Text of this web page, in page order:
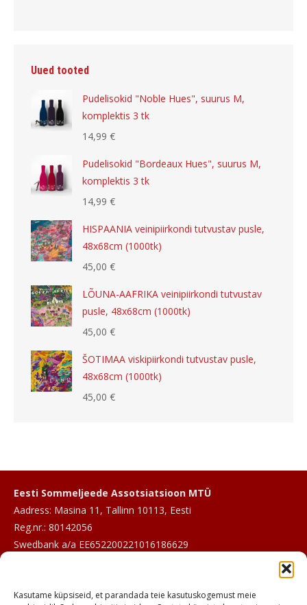
Kasutame küpsiseid, et parandada teie kasutuskogemust meie
Uued tooted
Pudelisokid "Noble Hues", suurus M,
komplektis 3 tk
14,99 €
Pudelisokid "Bordeaux Hues", suurus M,
komplektis 3 tk
14,99 €
HISPAANIA veinipiirkondi tutvustav pusle,
48x68cm (1000tk)
45,00 €
LÕUNA-AAFRIKA veinipiirkondi tutvustav
pusle, 48x68cm (1000tk)
45,00 €
ŠOTIMAA viskipiirkondi tutvustav pusle,
48x68cm (1000tk)
45,00 €
Eesti Sommeljeede Assotsiatsioon MTÜ
Aadress: Masina 11, Tallinn 10113, Eesti
Reg.nr.: 80142056
Swedbank a/a EE652200221016186629
Telefon: +372 601 2017